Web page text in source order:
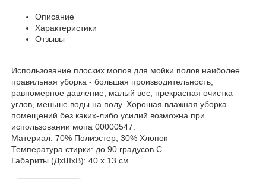
Описание
Характеристики
Отзывы
Использование плоских мопов для мойки полов наиболее
правильная уборка - большая производительность,
равномерное давление, малый вес, прекрасная очистка
углов, меньше воды на полу. Хорошая влажная уборка
помещений без каких-либо усилий возможна при
использовании мопа 00000547.
Материал: 70% Полиэстер, 30% Хлопок
Температура стирки: до 90 градусов С
Габариты (ДхШхВ): 40 х 13 см